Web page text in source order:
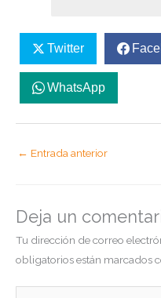
Twitter
WhatsApp
← Entrada anterior
Deja un
Tu dirección de correo
obligatorios están marcados